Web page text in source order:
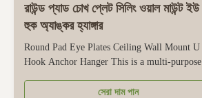
রাউন্ড প্যাড চোখ প্লেট সিলিং ওয়াল মাউন্ট ইউ
হুক অ্যাঙ্কর হ্যাঙ্গার
Round Pad Eye Plates Ceiling Wall Mount U
Hook Anchor Hanger This is a multi-purpose
its round pad eye design, dual ceiling/wall
সেরা দাম পান